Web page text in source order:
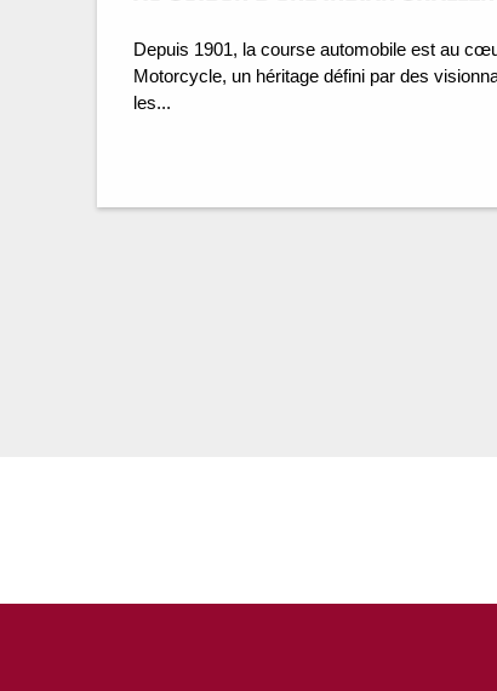
Depuis 1901, la course automobile est au
Motorcycle, un héritage défini par des
les...